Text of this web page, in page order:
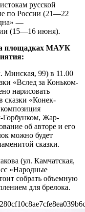
русской
по России (21—22
—
(15—16 июня).
площадках МАУК
99) в 11.00
«Вслед за Коньком-
нарисовать
сказки «Конек-
Жар-
об авторе и его
можно будет
сказки.
(ул. Камчатская,
«Народные
собрать объемную
для брелока.